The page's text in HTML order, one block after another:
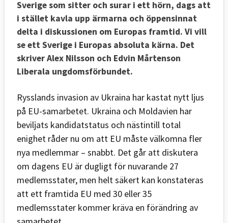
Sverige som sitter och surar i ett hörn, dags att
i stället kavla upp ärmarna och öppensinnat
delta i diskussionen om Europas framtid. Vi vill
se ett Sverige i Europas absoluta kärna. Det
skriver Alex Nilsson och Edvin Mårtenson
Liberala ungdomsförbundet.
Rysslands invasion av Ukraina har kastat nytt ljus
på EU-samarbetet. Ukraina och Moldavien har
beviljats kandidatstatus och nästintill total
enighet råder nu om att EU måste välkomna fler
nya medlemmar – snabbt. Det går att diskutera
om dagens EU är dugligt för nuvarande 27
medlemsstater, men helt säkert kan konstateras
att ett framtida EU med 30 eller 35
medlemsstater kommer kräva en förändring av